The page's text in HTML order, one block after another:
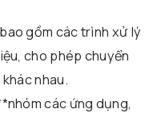
bao gồm các trình xử lý
cho phép chuyển
nhau.
các ứng dụng,